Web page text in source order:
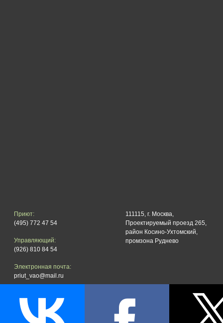
Приют:
(495) 772 47 54
Управляющий:
(926) 810 84 54
Электронная почта:
priut_vao@mail.ru
111115, г. Москва,
Проектируемый проезд 265,
район Косино-Ухтомский,
промзона Руднево